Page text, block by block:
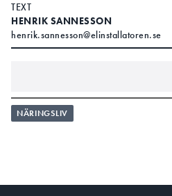
TEXT
HENRIK SANNESSON
henrik.sannesson@elinstallatoren.se
NÄRINGSLIV